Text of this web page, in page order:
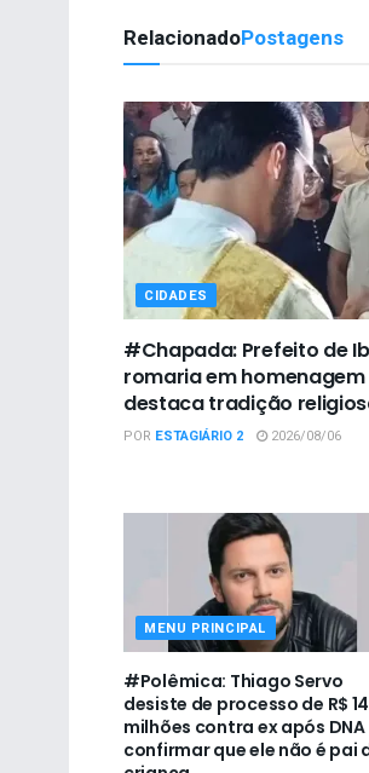
RelacionadoPostagens
CIDADES
#Chapada: Prefeito de
romaria em homenagem
destaca tradição
POR ESTAGIÁRIO 2 2026/08/06
MENU PRINCIPAL
#Polêmica: Thiago Servo
desiste de processo de R$ 14
milhões contra ex após DNA
confirmar que ele não é pai